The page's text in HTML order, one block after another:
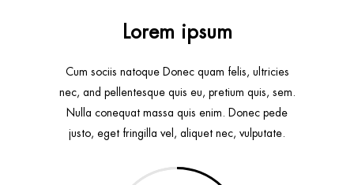
Lorem ipsum
Cum sociis natoque Donec quam felis, ultricies
nec, and pellentesque quis eu, pretium quis, sem.
Nulla conequat massa quis enim. Donec pede
justo, eget fringilla vel, aliquet nec, vulputate.